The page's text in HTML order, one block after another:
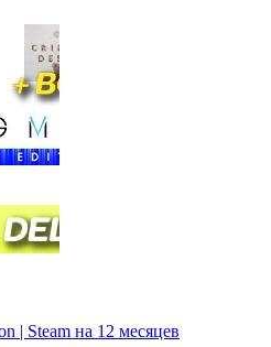
| Steam на 12 месяцев